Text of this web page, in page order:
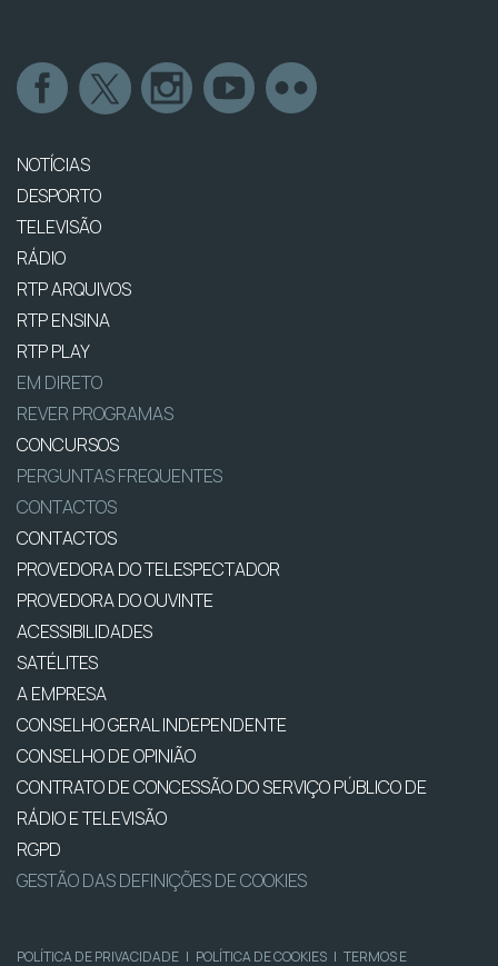
NOTÍCIAS
DESPORTO
TELEVISÃO
RÁDIO
RTP ARQUIVOS
RTP ENSINA
RTP PLAY
EM DIRETO
REVER PROGRAMAS
CONCURSOS
PERGUNTAS FREQUENTES
CONTACTOS
CONTACTOS
PROVEDORA DO TELESPECTADOR
PROVEDORA DO OUVINTE
ACESSIBILIDADES
SATÉLITES
A EMPRESA
CONSELHO GERAL INDEPENDENTE
CONSELHO DE OPINIÃO
CONTRATO DE CONCESSÃO DO SERVIÇO PÚBLICO DE
RÁDIO E TELEVISÃO
RGPD
GESTÃO DAS DEFINIÇÕES DE COOKIES
POLÍTICA DE PRIVACIDADE | POLÍTICA DE COOKIES | TERMOS E